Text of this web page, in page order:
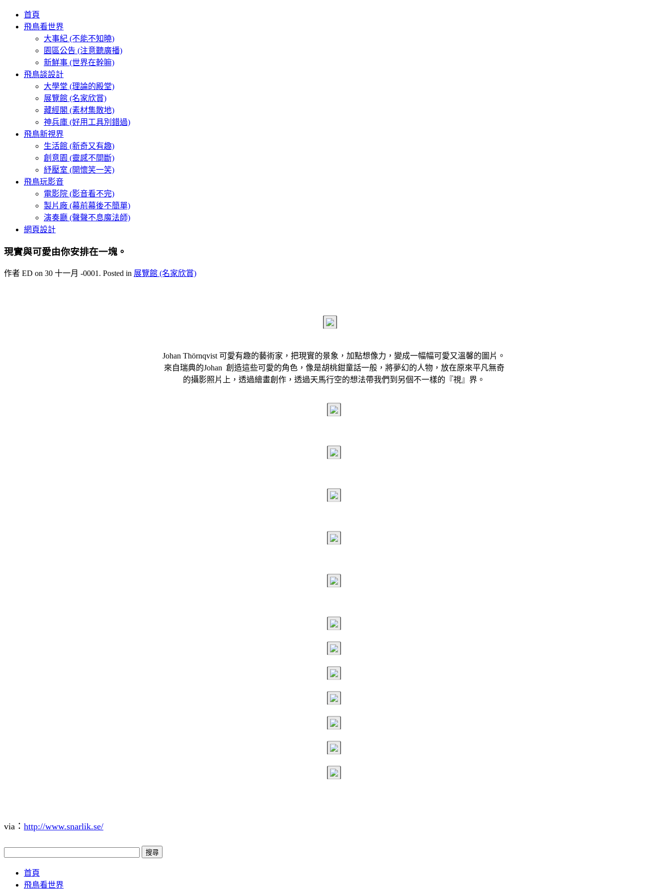
首頁
飛鳥看世界
大事紀 (不能不知曉)
園區公告 (注意聽廣播)
新鮮事 (世界在幹嘛)
飛鳥談設計
大學堂 (理論的殿堂)
展覽館 (名家欣賞)
藏經閣 (素材集散地)
神兵庫 (好用工具別錯過)
飛鳥新視界
生活館 (新奇又有趣)
創意園 (靈感不間斷)
紓壓室 (開懷笑一笑)
飛鳥玩影音
電影院 (影音看不完)
製片廠 (幕前幕後不簡單)
演奏廳 (聲聲不息魔法師)
網頁設計
現實與可愛由你安排在一塊。
作者 ED on 30 十一月 -0001. Posted in 展覽館 (名家欣賞)
Johan Thörnqvist 可愛有趣的藝術家，把現實的景象，加點想像力，變成一幅幅可愛又溫馨的圖片。
來自瑞典的Johan 創造這些可愛的角色，像是胡桃鉗童話一般，將夢幻的人物，放在原來平凡無奇
的攝影照片上，透過繪畫創作，透過天馬行空的想法帶我們到另個不一樣的『視』界。
via： http://www.snarlik.se/
首頁
飛鳥看世界